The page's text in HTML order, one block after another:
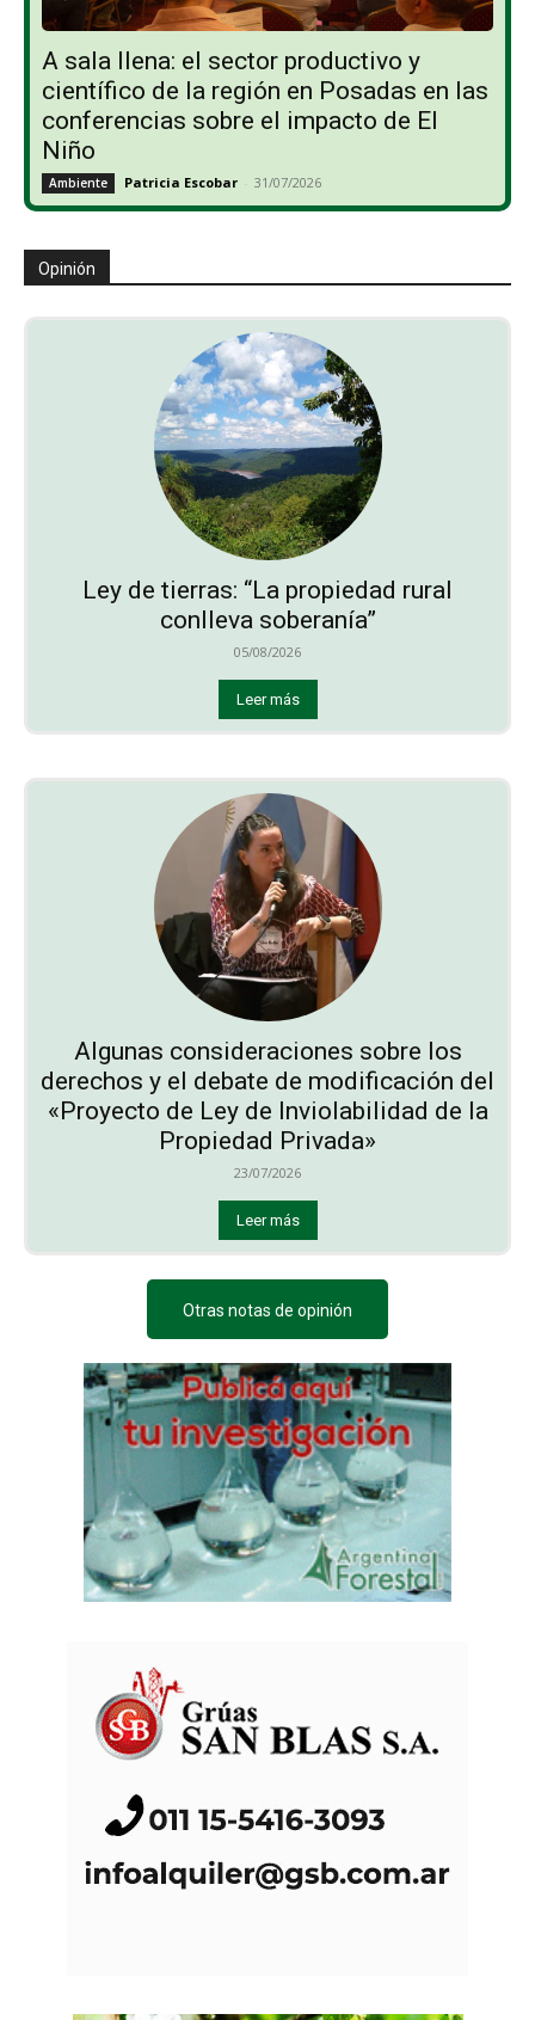
A sala llena: el sector productivo y
científico de la región en Posadas en las
conferencias sobre el impacto de El
Niño
Ambiente Patricia Escobar - 31/07/2026
Opinión
Ley de tierras: “La propiedad rural
conlleva soberanía”
05/08/2026
Leer más
Algunas consideraciones sobre los
derechos y el debate de modificación del
«Proyecto de Ley de Inviolabilidad de la
Propiedad Privada»
23/07/2026
Leer más
Otras notas de opinión